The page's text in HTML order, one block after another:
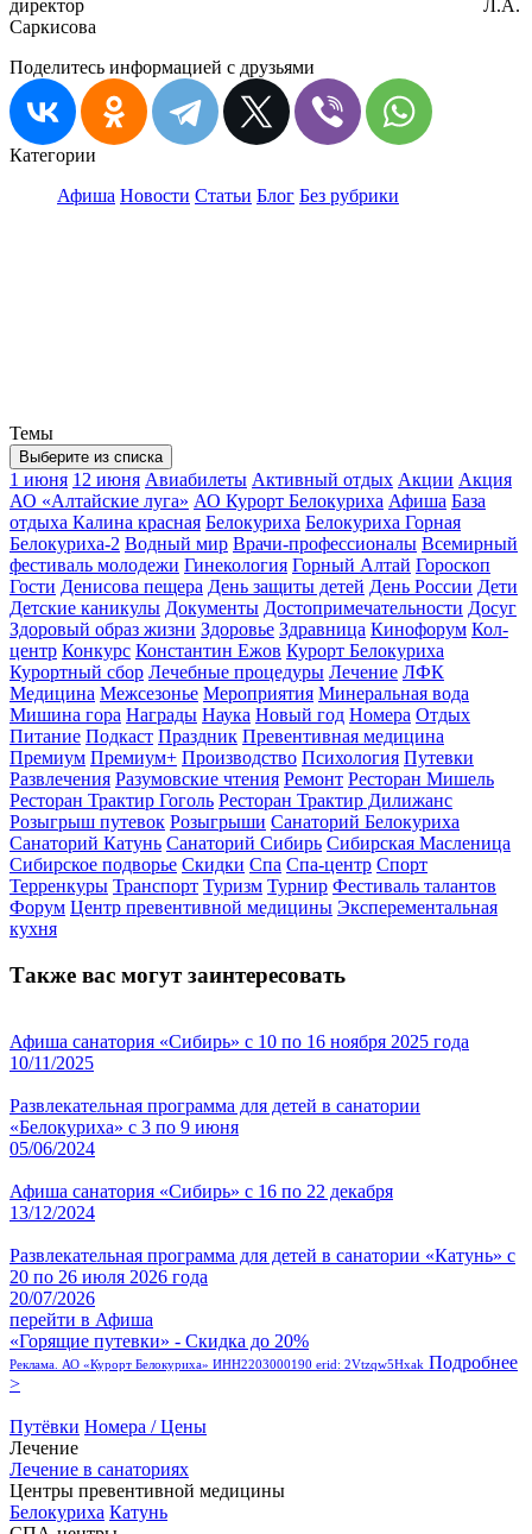
директор Л.А.
Саркисова
Поделитесь информацией с друзьями
Категории
Афиша Новости Статьи Блог Без рубрики
Темы
Выберите из списка
1 июня 12 июня Авиабилеты Активный отдых Акции Акция
АО «Алтайские луга» АО Курорт Белокуриха Афиша База
отдыха Калина красная Белокуриха Белокуриха Горная
Белокуриха-2 Водный мир Врачи-профессионалы Всемирный
фестиваль молодежи Гинекология Горный Алтай Гороскоп
Гости Денисова пещера День защиты детей День России Дети
Детские каникулы Документы Достопримечательности Досуг
Здоровый образ жизни Здоровье Здравница Кинофорум Кол-
центр Конкурс Константин Ежов Курорт Белокуриха
Курортный сбор Лечебные процедуры Лечение ЛФК
Медицина Межсезонье Мероприятия Минеральная вода
Мишина гора Награды Наука Новый год Номера Отдых
Питание Подкаст Праздник Превентивная медицина
Премиум Премиум+ Производство Психология Путевки
Развлечения Разумовские чтения Ремонт Ресторан Мишель
Ресторан Трактир Гоголь Ресторан Трактир Дилижанс
Розыгрыш путевок Розыгрыши Санаторий Белокуриха
Санаторий Катунь Санаторий Сибирь Сибирская Масленица
Сибирское подворье Скидки Спа Спа-центр Спорт
Терренкуры Транспорт Туризм Турнир Фестиваль талантов
Форум Центр превентивной медицины Эксперементальная
кухня
Также вас могут заинтересовать
Афиша санатория «Сибирь» с 10 по 16 ноября 2025 года
10/11/2025
Развлекательная программа для детей в санатории
«Белокуриха» с 3 по 9 июня
05/06/2024
Афиша санатория «Сибирь» с 16 по 22 декабря
13/12/2024
Развлекательная программа для детей в санатории «Катунь» с
20 по 26 июля 2026 года
20/07/2026
перейти в Афиша
«Горящие путевки» - Скидка до 20%
Реклама. АО «Курорт Белокуриха» ИНН2203000190 erid: 2Vtzqw5Hxak Подробнее
>
Путёвки Номера / Цены
Лечение
Лечение в санаториях
Центры превентивной медицины
Белокуриха Катунь